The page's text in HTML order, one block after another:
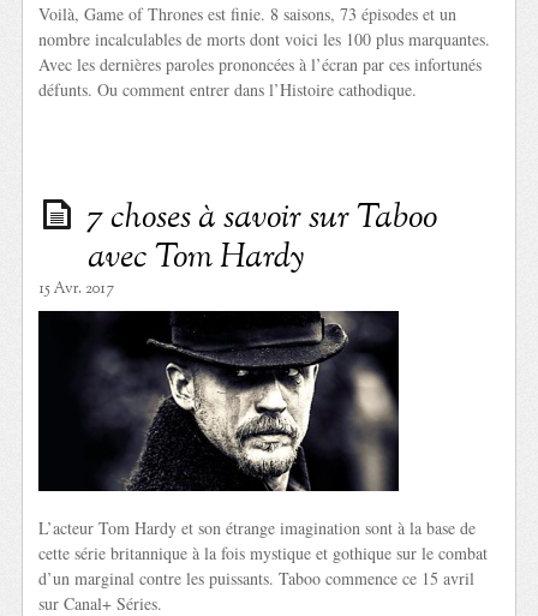
Voilà, Game of Thrones est finie. 8 saisons, 73 épisodes et un
nombre incalculables de morts dont voici les 100 plus marquantes.
Avec les dernières paroles prononcées à l’écran par ces infortunés
défunts. Ou comment entrer dans l’Histoire cathodique.
7 choses à savoir sur Taboo
avec Tom Hardy
15 Avr. 2017
L’acteur Tom Hardy et son étrange imagination sont à la base de
cette série britannique à la fois mystique et gothique sur le combat
d’un marginal contre les puissants. Taboo commence ce 15 avril
sur Canal+ Séries.